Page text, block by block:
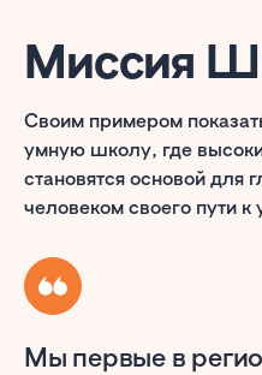
Миссия
Своим примером
умную школу, где
становятся основой для
человеком своего пути
Мы первые в